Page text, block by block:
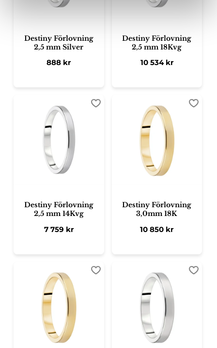
Destiny Förlovning
2,5 mm Silver
888 kr
Destiny Förlovning
2,5 mm 18Kvg
10 534kr
Destiny Förlovning
2,5 mm 14Kvg
7 759 kr
Lägg till i favoriter
Destiny Förlovning
3,0mm 18K
10 850 kr
Lägg
Lägg till i favoriter Lägg